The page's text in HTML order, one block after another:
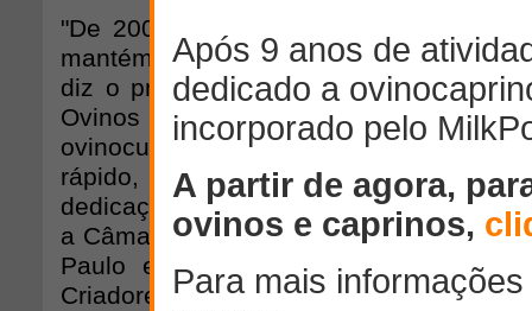
"De 2005 a 2007 a ovinocultura
mantém até hoje na atividade teve que
diz o presidente da Associação
Ovinos (Aspaco), Arnaldo dos
ovinocultura atraiu muita gente
rápido, mas, como toda atividade
dedicação em tempo integral", diz
a Câmara Setorial de Caprinos e
Paulo e é vice-presidente da
Criadores de Ovinos (Arco).